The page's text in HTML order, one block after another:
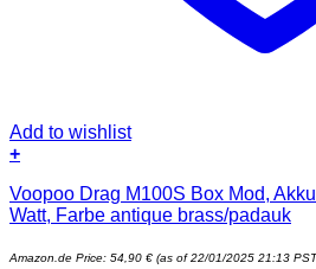
Add to wishlist
+
Voopoo Drag M100S Box Mod,
Watt, Farbe antique brass/padauk
Amazon.de Price: 54,90 € (as of 22/01/2025 21:13